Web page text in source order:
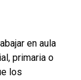
en aula
primaria o
los